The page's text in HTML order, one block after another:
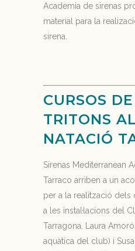
Academia de sirenas
material para la
sirena.
CURSOS
TRITONS
NATACIÓ
Sirenas Mediterranean
Tarraco arriben a un
per a la realització dels
a les instal·lacions del
Tarragona. Laura
aquàtica del club) i